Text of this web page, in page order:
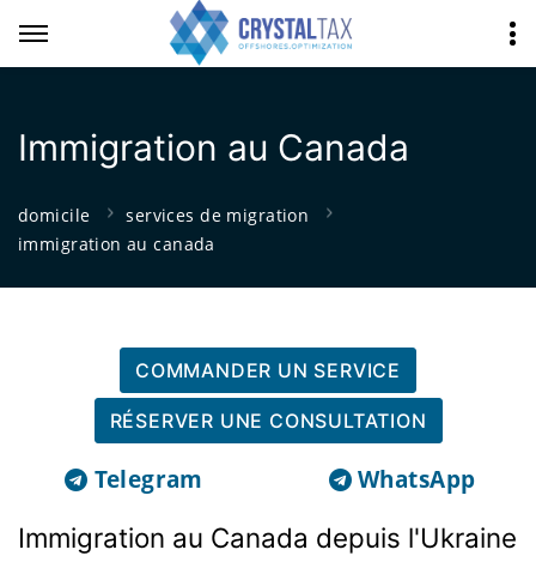
Immigration au Canada
domicile
services de migration
immigration au canada
COMMANDER UN SERVICE
RÉSERVER UNE CONSULTATION
Telegram WhatsApp
Immigration au Canada depuis l'Ukraine